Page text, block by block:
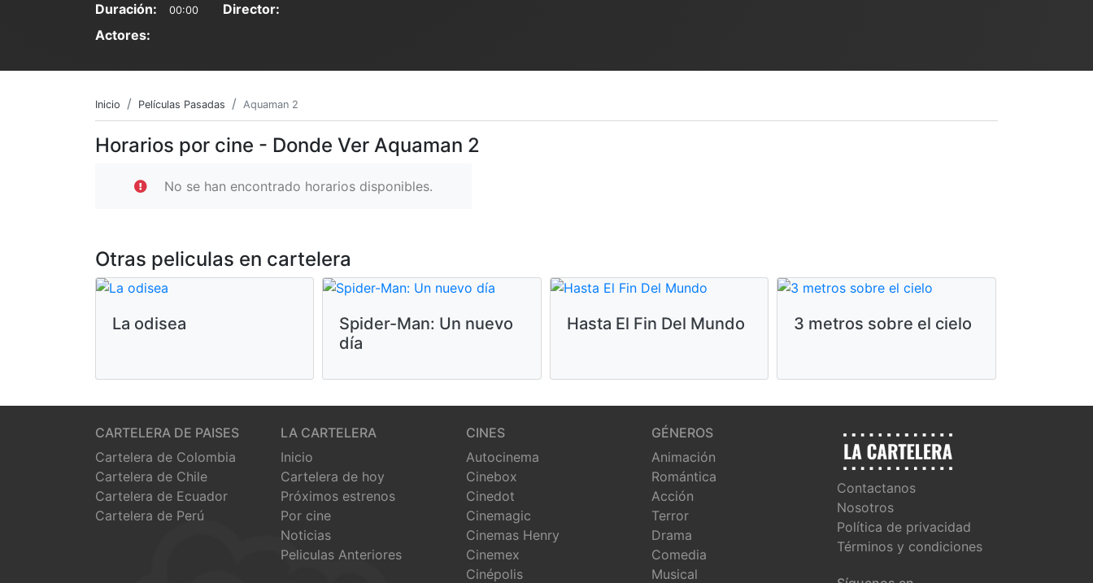
Duración: 00:00
Director:
Actores:
Inicio Películas Pasadas Aquaman 2
Horarios por cine - Donde Ver Aquaman 2
No se han encontrado horarios disponibles.
Otras peliculas en cartelera
La odisea
Spider-Man: Un nuevo
día
Hasta El Fin Del Mundo 3 metros sobre el cielo
CARTELERA DE PAISES
Cartelera de Colombia
Cartelera de Chile
Cartelera de Ecuador
Cartelera de Perú
LA CARTELERA
Inicio
Cartelera de hoy
Próximos estrenos
Por cine
Noticias
Peliculas Anteriores
CINES
Autocinema
Cinebox
Cinedot
Cinemagic
Cinemas Henry
Cinemex
Cinépolis
GÉNEROS
Animación
Romántica
Acción
Terror
Drama
Comedia
Musical
Contactanos
Nosotros
Política de privacidad
Términos y condiciones